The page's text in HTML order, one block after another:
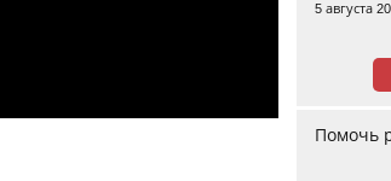
5 августа
Помочь